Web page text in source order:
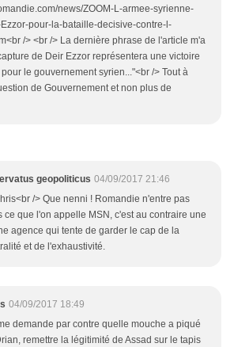
news/ZOOM-L-armee-syrienne-
pour-la-bataille-decisive-contre-l-
/> <br /> La dernière phrase de l'article m'a
de Deir Ezzor représentera une victoire
le gouvernement syrien..."<br /> Tout à
de Gouvernement et non plus de
geopoliticus 04/09/2017 21:46
/> Que nenni ! Romandie n'entre pas
ce que l'on appelle MSN, c'est au contraire une
agence qui tente de garder le cap de la
et de l'exhaustivité.
04/09/2017 18:49
demande par contre quelle mouche a piqué
remettre la légitimité de Assad sur le tapis